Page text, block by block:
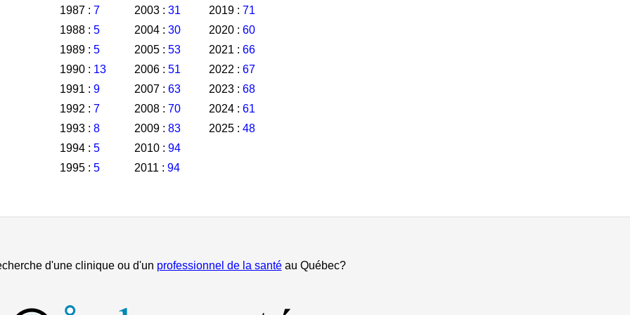
1987 : 7
1988 : 5
1989 : 5
1990 : 13
1991 : 9
1992 : 7
1993 : 8
1994 : 5
1995 : 5
2003 : 31
2004 : 30
2005 : 53
2006 : 51
2007 : 63
2008 : 70
2009 : 83
2010 : 94
2011 : 94
2019 : 71
2020 : 60
2021 : 66
2022 : 67
2023 : 68
2024 : 61
2025 : 48
d'une clinique ou d'un professionnel de la santéau Québec?